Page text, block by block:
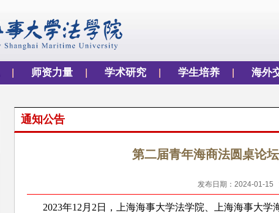
师资力量 学术研究 学生培养 海外
通知公告
第二届青年海商法圆桌论
发布日期：2024-01-15
2023年12月2日，上海海事大学法学院、上海海事大